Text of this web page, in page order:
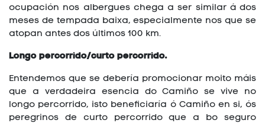
ocupación nos albergues chega a ser similar á dos
meses de tempada baixa, especialmente nos que se
atopan antes dos últimos 100 km.
Longo percorrido/curto percorrido.
Entendemos que se debería promocionar moito máis
que a verdadeira esencia do Camiño se vive no
longo percorrido, isto beneficiaría ó Camiño en si, ós
peregrinos de curto percorrido que a bo seguro